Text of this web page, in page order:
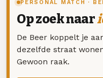
PERSONAL MATCH ·
Op zoek naar
De Beer koppelt je
dezelfde straat
Gewoon raak.